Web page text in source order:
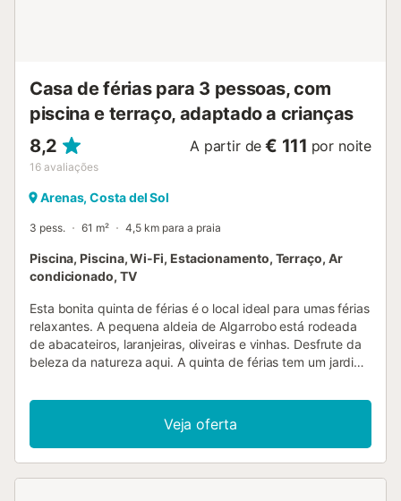
Casa de férias para 3 pessoas, com
piscina e terraço, adaptado a crianças
8,2
16 avaliações
A partir de € 111 por noite
Arenas, Costa del Sol
3 pess. 61 m² 4,5 km para a praia
Piscina, Piscina, Wi-Fi, Estacionamento, Terraço, Ar
condicionado, TV
Esta bonita quinta de férias é o local ideal para umas férias
relaxantes. A pequena aldeia de Algarrobo está rodeada
de abacateiros, laranjeiras, oliveiras e vinhas. Desfrute da
beleza da natureza aqui. A quinta de férias tem um jardim
uma bela vista panorâmica sobre as montanhas e o mar e
muitos recantos acolhedores para relaxar. O interior
excecional também lhe oferece uma estadia ainda mais
especial: o interior em forma de loft faz com que o espaço
Veja oferta